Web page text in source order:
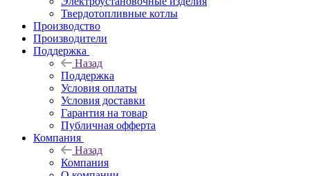
Твердотопливные котлы
Производство
Производители
Поддержка
Назад
Поддержка
Условия оплаты
Условия доставки
Гарантия на товар
Публичная офферта
Компания
Назад
Компания